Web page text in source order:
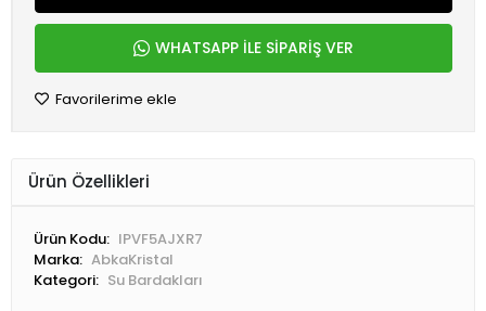
WHATSAPP İLE SİPARİŞ VER
Favorilerime ekle
Ürün Özellikleri
Ürün Kodu: IPVF5AJXR7
Marka: AbkaKristal
Kategori: Su Bardakları